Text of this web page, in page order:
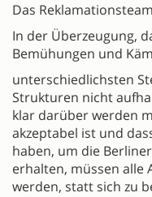
Das Reklamationsteam
In der Überzeugung,
Bemühungen und
unterschiedlichsten
Strukturen nicht
klar darüber werden
akzeptabel ist und
haben, um die
erhalten, müssen alle
werden, statt sich zu